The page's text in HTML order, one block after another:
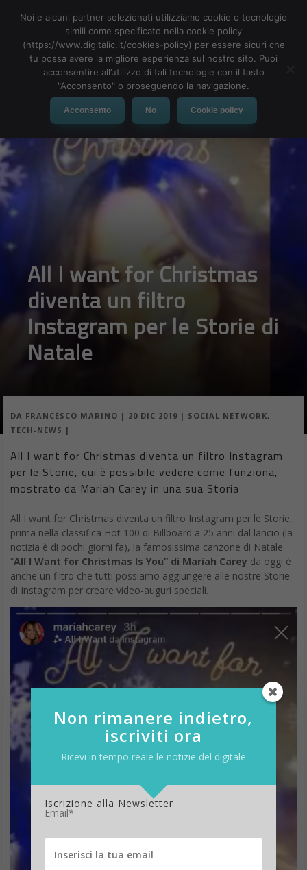
MENU
All I want for Christmas
diventa un filtro
Instagram per le Storie di
Natale
DA FRANCESCO MARINO | 20 DIC 2019 | SOCIAL NETWORK,
TECH-NEWS |
All I want for Christmas diventa un filtro Instagram
per le Storie, qui è possibile vedere come funziona,
mostrato da Mariah Carey in una sua Storia
All I want for Christmas diventa un filtro Instagram per le Storie,
prima nella classifica Hot 100 di Billboard a 25 anni dal lancio (la
notizia è di pochi giorni fa), la famosissima canzone di Natale
“All I Want for Christmas Is You” di Mariah Carey da oggi è
anche un filtro che tutti possiamo aggiungere alle nostre Storie
di Instagram per creare video-auguri speciali.
Non rimanere indietro,
iscriviti ora
Ricevi in tempo reale le notizie del digitale
Iscrizione alla Newsletter
Email*
Noi e alcuni partner selezionati utilizziamo cookie o tecnologie
simili come specificato nella cookie policy
(https://www.digitalic.it/cookies-policy) per essere sicuri che
tu possa avere la migliore esperienza sul nostro sito. Puoi
acconsentire all’utilizzo di tali tecnologie con il tasto
"Acconsento" o proseguendo la navigazione.
Acconsento No Cookie policy